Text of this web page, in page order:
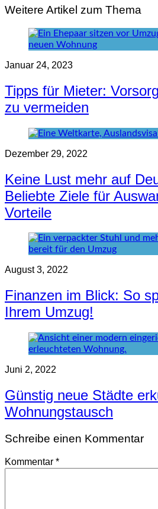
Weitere Artikel zum Thema
Januar 24, 2023
Tipps für Mieter:
zu vermeiden
Dezember 29, 2022
Keine Lust mehr auf
Beliebte Ziele für
Vorteile
August 3, 2022
Finanzen im Blick: So
Ihrem Umzug!
Juni 2, 2022
Günstig neue Städte
Wohnungstausch
Schreibe einen Kommentar
Kommentar *